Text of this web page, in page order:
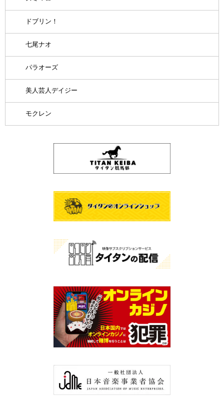
ドブリン！
七尾ナオ
パラオーズ
美人芸人デイジー
モクレン